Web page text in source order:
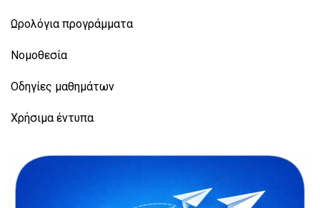
Ωρολόγια προγράμματα
Νομοθεσία
Οδηγίες μαθημάτων
Χρήσιμα έντυπα